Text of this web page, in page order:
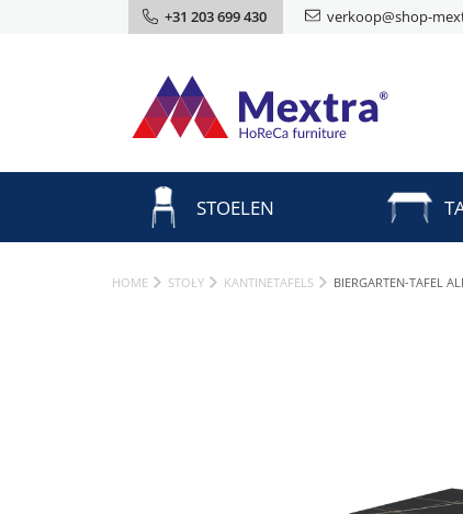
+31 203 699 430 verkoop@shop-
STOELEN
HOME STOŁY KANTINETAFELS BIERGARTEN-TAFEL